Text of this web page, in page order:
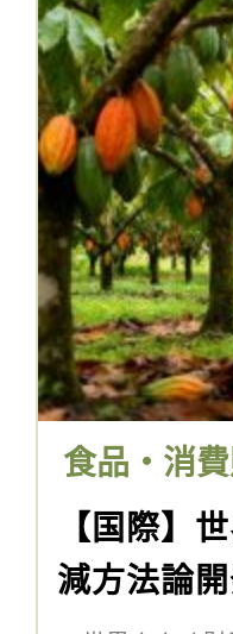
食品・消
【国際】
減方法論